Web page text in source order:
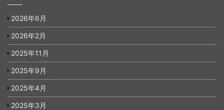
2026年6月
2026年2月
2025年11月
2025年9月
2025年4月
2025年3月